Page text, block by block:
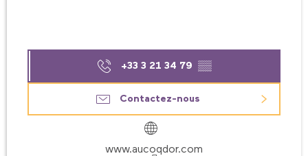
+33 3 21 34 79 ▒▒
Contactez-nous
www.aucoqdor.com